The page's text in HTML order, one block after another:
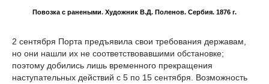
Повозка с ранеными. Художник В.Д. Поленов. Сербия. 1876 г.
2 сентября Порта предъявила свои требования державам,
но они нашли их не соответствовавшими обстановке;
поэтому добились лишь временного прекращения
наступательных действий с 5 по 15 сентября. Возможность